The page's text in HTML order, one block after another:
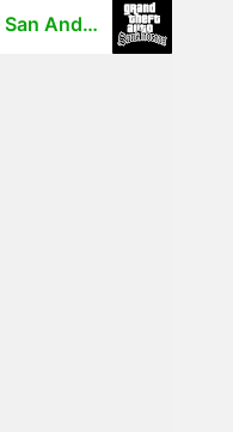
Grand Theft Auto: San Andreas